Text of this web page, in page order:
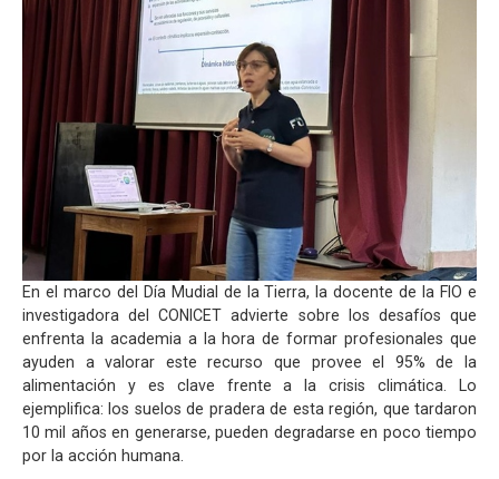
En el marco del Día Mudial de la Tierra, la docente de la FIO e
investigadora del CONICET advierte sobre los desafíos que
enfrenta la academia a la hora de formar profesionales que
ayuden a valorar este recurso que provee el 95% de la
alimentación y es clave frente a la crisis climática. Lo
ejemplifica: los suelos de pradera de esta región, que tardaron
10 mil años en generarse, pueden degradarse en poco tiempo
por la acción humana.